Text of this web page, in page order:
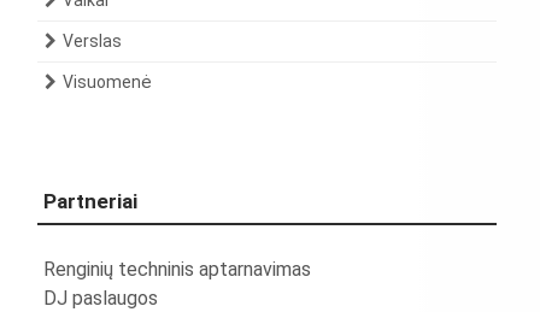
Verslas
Visuomenė
Partneriai
Renginių techninis aptarnavimas
DJ paslaugos